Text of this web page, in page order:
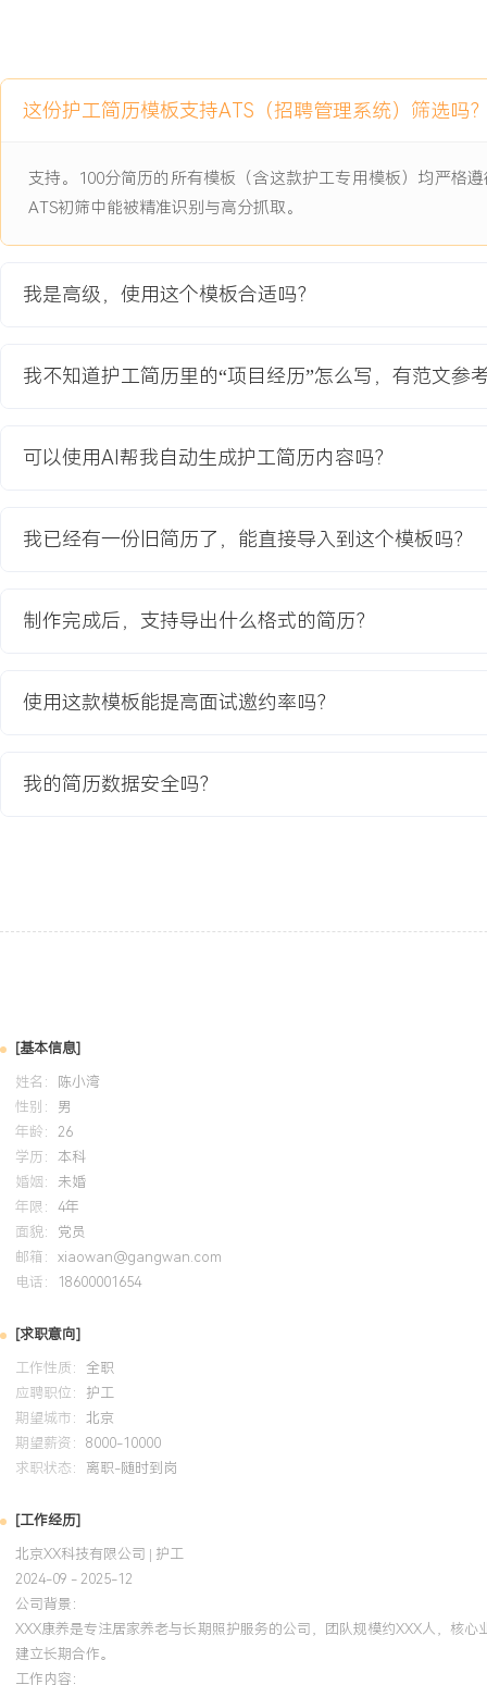
2024-09 -2025-12 失智老人家庭照护支持项目
方法，照护者面临老人情绪暴躁、走失风险高、沟通困难等挑战，
于XX分，护工 burnout 率显著高于平均水平，亟需建立一套标准化
项目职责：
1.方案设计：负责非药物干预活动模块设计，基于怀旧疗法与音乐疗
2.流程建立：主导制定防走失与应急处理标准流程，包括环境安全
别信号与分级上报机制。
并茂的简易操作步骤。
4.培训实施：作为核心讲师，对项目组内XX名护工进行专项培训与
项目业绩：
2.通过流程与工具应用，项目内护工报告的照护压力感平均下降
的培训工作。
教育背景
域，累计服务超过XXX个家庭，客户年度服务续约率稳定在XXX%以
慢病管理、术后康复及失智症非药物干预，擅长通过精细化生活照
险，成功预警并协助处理多次健康危机，直接提升客户安全感与满意
调：作为照护服务的核心纽带，建立高效透明的家属沟通机制与多
传递误差率降低XXX%，有效化解服务矛盾。管理能力：具备护理计
参与公司重点项目并主导流程标准化工作，输出实务指南赋能团队
升XXX%。个人特质：责任心强，富有同理心与耐心，能在高压照护
与专业判断，致力于通过专业服务提升老人晚年生活质量。
2024-09
系统学习并掌握了国际先进的老年综合评估方法与介护技术。将评
务，对XX位老人进行能力等级精准划分，据此制定个性化护理计划
源利用效率提升XXX%。培训所学的情景模拟教学方法，应用于团队
提升了处理复杂照护问题的能力。
这份护工简历模板支持ATS（招聘管理系统）筛选吗
支持。100分简历的所有模板（含这款护工专用模板）均严格
ATS初筛中能被精准识别与高分抓取。
我是高级，使用这个模板合适吗？
我不知道护工简历里的“项目经历”怎么写，有范文参
可以使用AI帮我自动生成护工简历内容吗？
我已经有一份旧简历了，能直接导入到这个模板吗？
制作完成后，支持导出什么格式的简历？
使用这款模板能提高面试邀约率吗？
我的简历数据安全吗？
[基本信息]
姓名：
陈小湾
性别： 男
年龄： 26
学历： 本科
婚姻： 未婚
年限： 4年
面貌： 党员
邮箱： xiaowan@gangwan.com
电话：
18600001654
[求职意向]
工作性质： 全职
应聘职位： 护工
期望城市： 北京
期望薪资： 8000-10000
求职状态： 离职-随时到岗
[工作经历]
北京XX科技有限公司 | 护工
2024-09 - 2025-12
公司背景：
XXX康养是专注居家养老与长期照护服务的公司，团队规模约XXX人，核
建立长期合作。
工作内容：